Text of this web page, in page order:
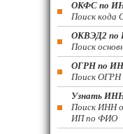
ОКФС по
Поиск
ОКВЭД2
Поиск
ОГРН по
Поиск
Узнать
Поиск ИНН
ИП по ФИО